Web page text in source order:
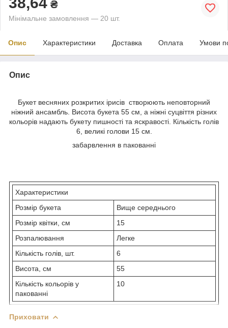
₴
Мінімальне замовлення — 20 шт.
Опис Характеристики Доставка Оплата Умови
Опис
Букет весняних розкритих ірисів створюють неповторний
ніжний ансамбль. Висота букета 55 см, а ніжні суцвіття різних
кольорів надають букету пишності та яскравості. Кількість голів
6, великі голови 15 см.
забарвлення в пакованні
Характеристики
Розмір букета
Вище середнього
Розмір квітки, см
15
Розпалювання
Легке
Кількість голів, шт.
6
Висота, см
55
Кількість кольорів у
пакованні
10
Приховати